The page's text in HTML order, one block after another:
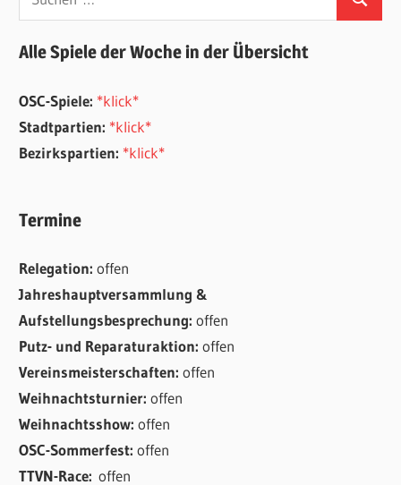
nach:
Suchen
Alle Spiele der Woche in der Übersicht
OSC-Spiele: *klick*
Stadtpartien: *klick*
Bezirkspartien: *klick*
Termine
Relegation:offen
Jahreshauptversammlung &
Aufstellungsbesprechung:offen
Putz- und Reparaturaktion:offen
Vereinsmeisterschaften:offen
Weihnachtsturnier:offen
Weihnachtsshow:offen
OSC-Sommerfest:offen
TTVN-Race:offen